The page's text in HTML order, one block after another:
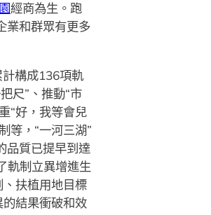
經商為生。跑
業和群眾有更多
構成136項軌
尺”、推動“市
“好，我等會兒
等，“一河三湖”
品質已提早到達
軌制立異增進生
扶植用地目標
的結果衝破和效